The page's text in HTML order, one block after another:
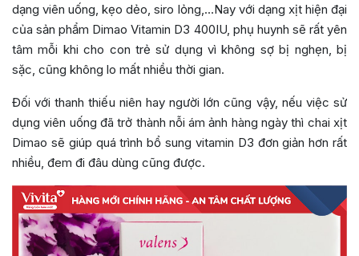
dạng viên uống, kẹo dẻo, siro lỏng,…Nay với dạng xịt hiện đại
của sản phẩm Dimao Vitamin D3 400IU, phụ huynh sẽ rất yên
tâm mỗi khi cho con trẻ sử dụng vì không sợ bị nghẹn, bị
sặc, cũng không lo mất nhiều thời gian.
Đối với thanh thiếu niên hay người lớn cũng vậy, nếu việc sử
dụng viên uống đã trở thành nỗi ám ảnh hàng ngày thì chai xịt
Dimao sẽ giúp quá trình bổ sung vitamin D3 đơn giản hơn rất
nhiều, đem đi đâu dùng cũng được.